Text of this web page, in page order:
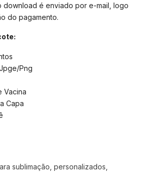
download é enviado por e-mail, logo
do pagamento.
Png
Vacina
Capa
sublimação, personalizados,